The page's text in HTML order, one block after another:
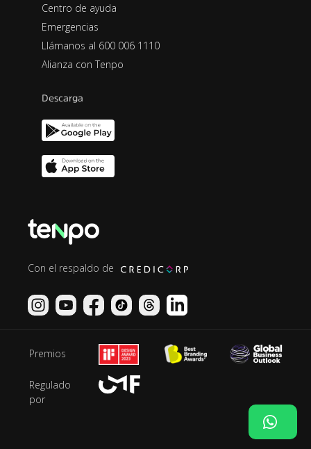
Centro de ayuda
Emergencias
Llámanos al 600 006 1110
Alianza con Tenpo
Descarga
Con el respaldo de
Premios
Regulado
por